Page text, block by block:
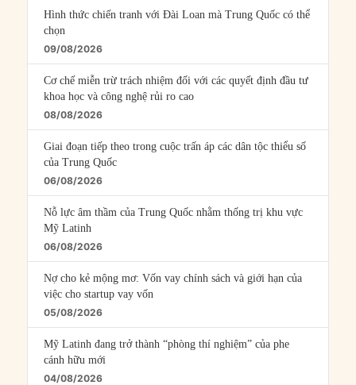
Hình thức chiến tranh với Đài Loan mà Trung Quốc có thể
chọn
09/08/2026
Cơ chế miễn trừ trách nhiệm đối với các quyết định đầu tư
khoa học và công nghệ rủi ro cao
08/08/2026
Giai đoạn tiếp theo trong cuộc trấn áp các dân tộc thiểu số
của Trung Quốc
06/08/2026
Nỗ lực âm thầm của Trung Quốc nhằm thống trị khu vực
Mỹ Latinh
06/08/2026
Nợ cho kẻ mộng mơ: Vốn vay chính sách và giới hạn của
việc cho startup vay vốn
05/08/2026
Mỹ Latinh đang trở thành “phòng thí nghiệm” của phe
cánh hữu mới
04/08/2026